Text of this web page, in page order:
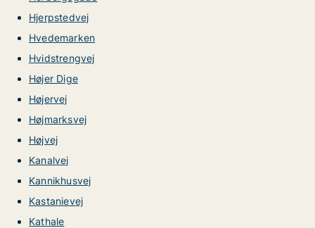
Hjerpstedvej
Hvedemarken
Hvidstrengvej
Højer Dige
Højervej
Højmarksvej
Højvej
Kanalvej
Kannikhusvej
Kastanievej
Kathale